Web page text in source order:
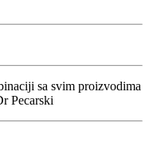
sa svim proizvodima
Pecarski